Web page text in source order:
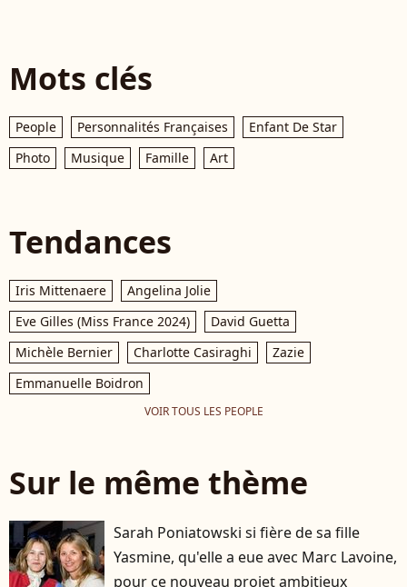
Mots clés
People Personnalités Françaises
Enfant De Star
Photo
Musique Famille Art
Tendances
Iris Mittenaere
Angelina Jolie
Eve Gilles (Miss France 2024)
David Guetta
Michèle Bernier
Charlotte Casiraghi
Zazie
Emmanuelle Boidron
VOIR TOUS LES PEOPLE
Sur le même thème
Sarah Poniatowski si fière de sa fille
Yasmine, qu'elle a eue avec Marc Lavoine,
pour ce nouveau projet ambitieux